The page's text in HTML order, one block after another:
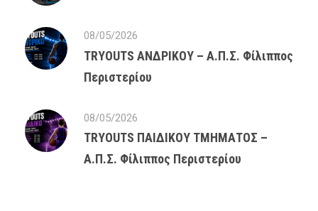
08/05/2026
TRYOUTS ΑΝΔΡΙΚΟΥ – Α.Π.Σ. Φίλιππος
Περιστερίου
08/05/2026
TRYOUTS ΠΑΙΔΙΚΟΥ ΤΜΗΜΑΤΟΣ –
Α.Π.Σ. Φίλιππος Περιστερίου